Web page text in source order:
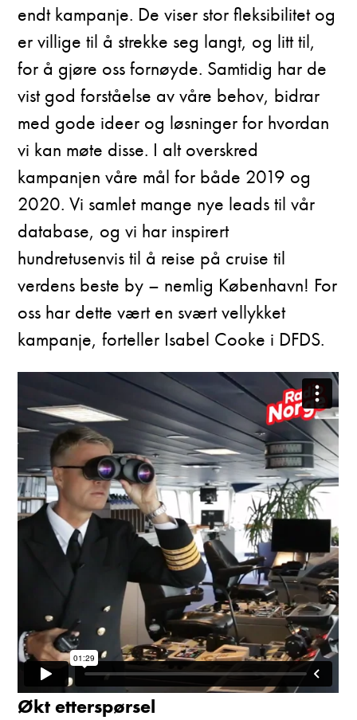
endt kampanje. De viser stor fleksibilitet og
er villige til å strekke seg langt, og litt til,
for å gjøre oss fornøyde. Samtidig har de
vist god forståelse av våre behov, bidrar
med gode ideer og løsninger for hvordan
vi kan møte disse. I alt overskred
kampanjen våre mål for både 2019 og
2020. Vi samlet mange nye leads til vår
database, og vi har inspirert
hundretusenvis til å reise på cruise til
verdens beste by – nemlig København! For
oss har dette vært en svært vellykket
kampanje, forteller Isabel Cooke i DFDS.
Økt etterspørsel